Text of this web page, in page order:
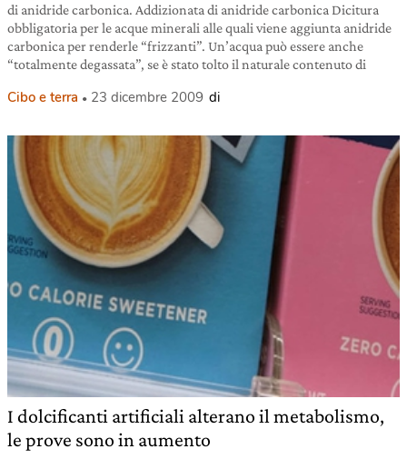
di anidride carbonica. Addizionata di anidride carbonica Dicitura
obbligatoria per le acque minerali alle quali viene aggiunta anidride
carbonica per renderle “frizzanti”. Un’acqua può essere anche
“totalmente degassata”, se è stato tolto il naturale contenuto di
Cibo e terra 23 dicembre 2009 di
I dolcificanti artificiali alterano il metabolismo,
le prove sono in aumento